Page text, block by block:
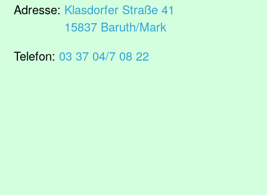
Adresse: Klasdorfer Straße 41
15837 Baruth/Mark
Telefon: 03 37 04/7 08 22